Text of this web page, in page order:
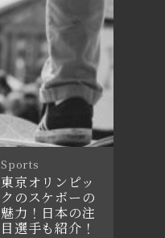
Sports
東京オリンピッ
クのスケボーの
魅力！日本の注
目選手も紹介！